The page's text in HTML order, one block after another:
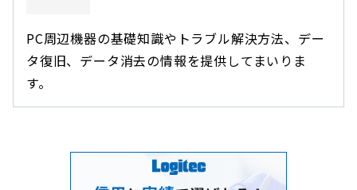
PC周辺機器の基礎知識やトラブル解決方法、デー
タ復旧、データ消去の情報を提供してまいりま
す。